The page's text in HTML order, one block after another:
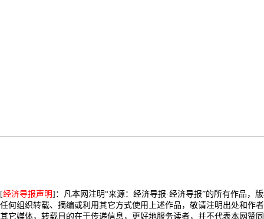
[经济导报声明]：凡本网注明“来源：经济导报·经济导报”的所有作品，
任何组织转载、摘编或利用其它方式使用上述作品，敬请注明出处和作
其它媒体，转载目的在于传递信息，更好地服务读者，并不代表本网赞